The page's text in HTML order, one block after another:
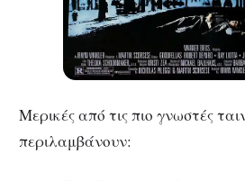
Μερικές από τις πιο γνωστές
περιλαμβάνουν: